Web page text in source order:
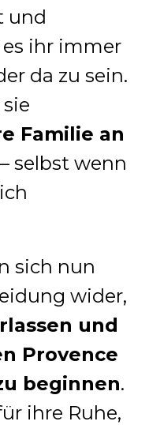
und
ihr immer
da zu sein.
Familie an
selbst wenn
sich nun
wider,
und
Provence
beginnen.
ihre Ruhe,